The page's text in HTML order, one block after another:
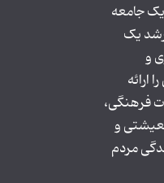
جامعه
یک
و
ارائه
فرهنگی،
و
مردم